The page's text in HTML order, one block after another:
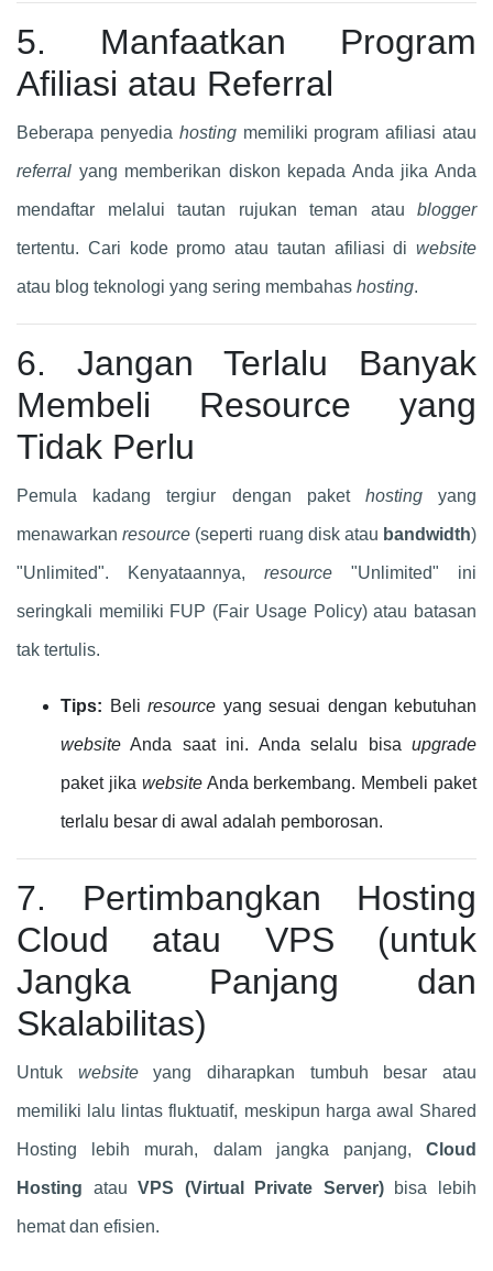
5. Manfaatkan Program
Afiliasi atau Referral
Beberapa penyedia hostingmemiliki program afiliasi atau
referral yang memberikan diskon kepada Anda jika Anda
mendaftar melalui tautan rujukan teman atau blogger
tertentu. Cari kode promo atau tautan afiliasi di website
atau blog teknologi yang sering membahas hosting.
6. Jangan Terlalu Banyak
Membeli Resource yang
Tidak Perlu
Pemula kadang tergiur dengan paket hostingyang
menawarkanresource (seperti ruang disk atau bandwidth)
"Unlimited". Kenyataannya, resource "Unlimited" ini
seringkali memiliki FUP (Fair Usage Policy) atau batasan
tak tertulis.
Tips: Beli resource yang sesuai dengan kebutuhan
website Anda saat ini. Anda selalu bisa upgrade
paket jika websiteAnda berkembang. Membeli paket
terlalu besar di awal adalah pemborosan.
7. Pertimbangkan Hosting
Cloud atau VPS (untuk
Jangka Panjang dan
Skalabilitas)
Untuk websiteyang diharapkan tumbuh besar atau
memiliki lalu lintas fluktuatif, meskipun harga awal Shared
Hosting lebih murah, dalam jangka panjang, Cloud
Hosting atauVPS (Virtual Private Server)bisa lebih
hemat dan efisien.